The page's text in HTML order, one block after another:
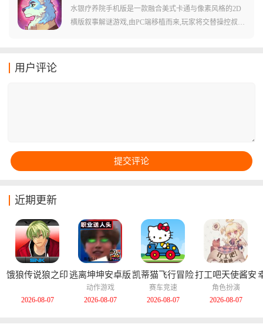
s。游戏拥有丰富的剧情与事件,还加入了五个转移来的国
家,玩家可以获得经验和奖励升级角色和武器。游戏内融
水银疗养院手机版是一款融合美式卡通与像素风格的2D
横版叙事解谜游戏,由PC端移植而来,玩家将交替操控叔侄
用户评论
近期更新
饿狼传说狼之印
2026-08-07
逃离坤坤安卓版
动作游戏
2026-08-07
凯蒂猫飞行冒险
中文版
赛车竞速
2026-08-07
打工吧天使酱安
卓版
角色扮演
2026-08-07